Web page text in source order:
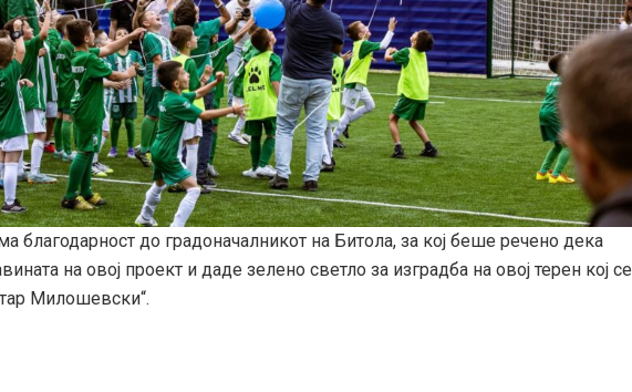
благодарност до градоначалникот на Битола, за кој беше речено дека
на овој проект и даде зелено светло за изградба на овој терен кој се
Милошевски“.